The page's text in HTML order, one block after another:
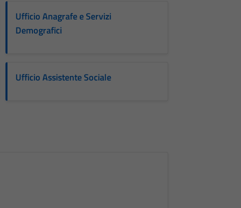
Ufficio Anagrafe e Servizi
Demografici
Ufficio Assistente Sociale